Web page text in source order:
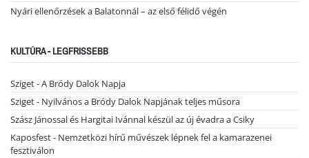
Nyári ellenőrzések a Balatonnál – az első félidő végén
KULTÚRA - LEGFRISSEBB
Sziget - A Bródy Dalok Napja
Sziget - Nyilvános a Bródy Dalok Napjának teljes műsora
Szász Jánossal és Hargitai Ivánnal készül az új évadra a Csiky
Kaposfest - Nemzetközi hírű művészek lépnek fel a kamarazenei
fesztiválon